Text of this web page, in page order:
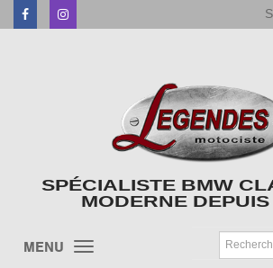
FacebookInstagram
SPÉCIALISTE BMW
MODERNE
MENU